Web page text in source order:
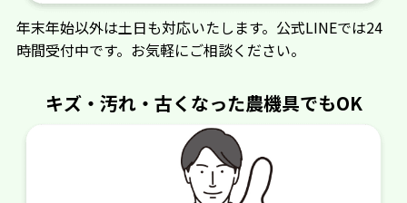
中沢機械店（バル
中西商事
中村選果機（ナカム
ラ）
年末年始以外は土日も対応いたします。公式LINEでは24
時間受付中です。お気軽にご相談ください。
キズ・汚れ・古くなった農機具でもOK